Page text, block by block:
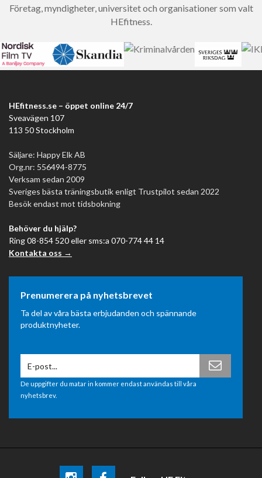
Företag, myndigheter, universitet och organisationer som valt
HEfitness.
HEfitness.se – öppet online 24/7
Sveavägen 107
113 50 Stockholm
Säljare: Happy Elk AB
Org.nr: 556494-8775
Verksam sedan 2009
Sveriges bästa träningsbutik enligt Trustpilot sedan 2022
Besök endast mot tidsbokning
Behöver du hjälp?
Ring 08-854 520 eller sms:a 070-774 44 14
Kontakta oss →
Prenumerera på nyhetsbrevet
Ta del av våra bästa erbjudanden och spännande
produktnyheter.
De uppgifter du matar in kommer endast användas till våra
nyhetsbrev.